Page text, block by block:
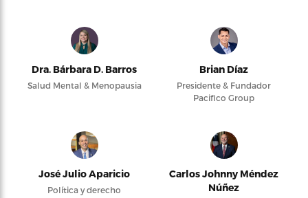
Dra. Bárbara D. Barros
Salud Mental & Menopausia
Brian Díaz
Presidente & Fundador
Pacifico Group
José Julio Aparicio
Política y derecho
Carlos Johnny Méndez
Núñez